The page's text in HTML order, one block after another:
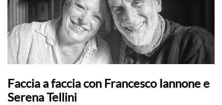
Faccia a faccia con Francesco Iannone e
Serena Tellini